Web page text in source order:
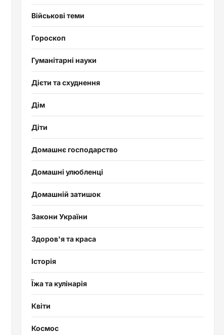
Військові теми
Гороскоп
Гуманітарні науки
Дієти та схуднення
Дім
Діти
Домашнє господарство
Домашні улюбленці
Домашній затишок
Закони України
Здоров'я та краса
Історія
Їжа та кулінарія
Квіти
Космос